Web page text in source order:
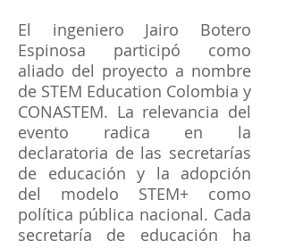
El ingeniero Jairo Botero
Espinosa participó como
aliado del proyecto a nombre
de STEM Education Colombia y
CONASTEM. La relevancia del
evento radica en la
declaratoria de las secretarías
de educación y la adopción
del modelo STEM+ como
política pública nacional. Cada
secretaría de educación ha